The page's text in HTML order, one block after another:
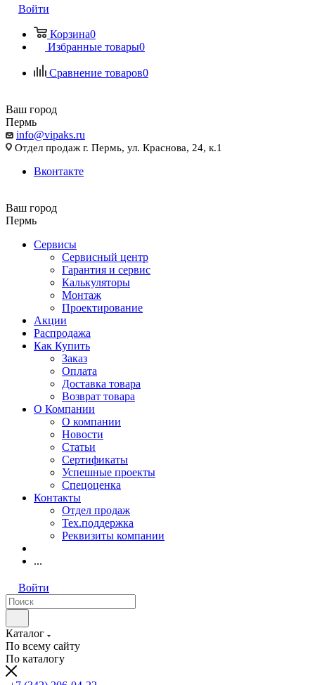
Войти
Корзина0
Избранные товары0
Сравнение товаров0
Ваш город
Пермь
info@vipaks.ru
Отдел продаж г. Пермь, ул. Краснова, 24, к.1
Вконтакте
Ваш город
Пермь
Сервисы
Сервисный центр
Гарантия и сервис
Калькуляторы
Монтаж
Проектирование
Акции
Распродажа
Как Купить
Заказ
Оплата
Доставка товара
Возврат товара
О Компании
О компании
Новости
Статьи
Сертификаты
Успешные проекты
Спецоценка
Контакты
Отдел продаж
Тех.поддержка
Реквизиты компании
...
Войти
Каталог
По всему сайту
По каталогу